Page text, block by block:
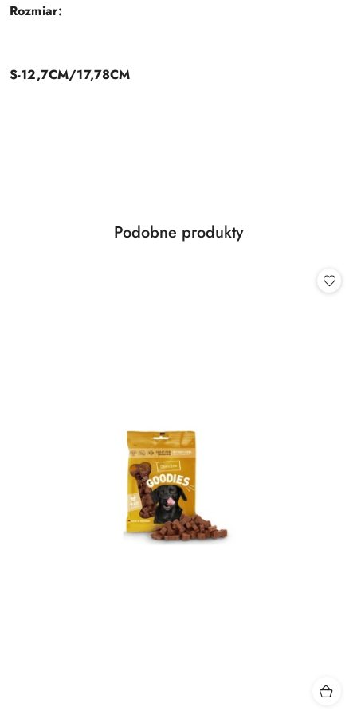
Rozmiar:
S-12,7CM/17,78CM
Pomiń karuzelę produktów
Produkty
Podobne produkty